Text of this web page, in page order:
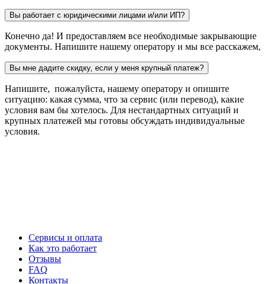
Вы работает с юридическими лицами и/или ИП?
Конечно да! И предоставляем все необходимые закрывающие
документы. Напишите нашему оператору и мы все расскажем,
Вы мне дадите скидку, если у меня крупный платеж?
Напишите, пожалуйста, нашему оператору и опишите
ситуацию: какая сумма, что за сервис (или перевод), какие
условия вам бы хотелось. Для нестандартных ситуаций и
крупных платежей мы готовы обсуждать индивидуальные
условия.
Сервисы и оплата
Как это работает
Отзывы
FAQ
Контакты